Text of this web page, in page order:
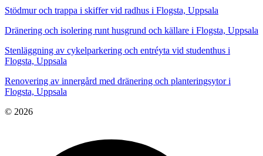
Stödmur och trappa i skiffer vid radhus i Flogsta, Uppsala
Dränering och isolering runt husgrund och källare i Flogsta, Uppsala
Stenläggning av cykelparkering och entréyta vid studenthus i
Flogsta, Uppsala
Renovering av innergård med dränering och planteringsytor i
Flogsta, Uppsala
© 2026